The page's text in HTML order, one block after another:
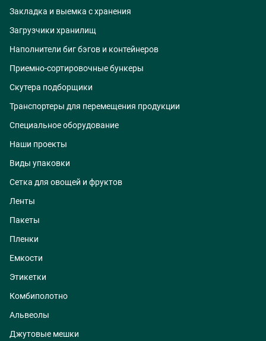
Закладка и выемка с хранения
Загрузчики хранилищ
Наполнители биг бэгов и контейнеров
Приемно-сортировочные бункеры
Скутера подборщики
Транспортеры для перемещения продукции
Специальное оборудование
Наши проекты
Виды упаковки
Сетка для овощей и фруктов
Ленты
Пакеты
Пленки
Емкости
Этикетки
Комбиполотно
Альвеолы
Джутовые мешки